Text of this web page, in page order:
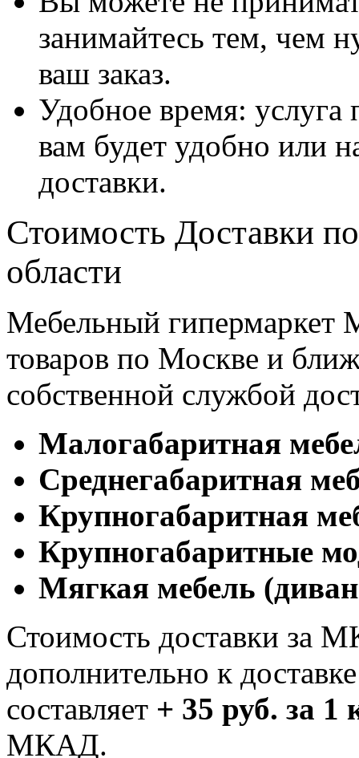
занимайтесь тем, чем
ваш заказ.
Удобное время: услуга
вам будет удобно или
доставки.
Стоимость Доставки
области
Мебельный гипермаркет
товаров по Москве и
собственной службой
Малогабаритная
Cреднегабаритная
Крупногабаритная
Крупногабаритные
Мягкая мебель
Стоимость доставки за
дополнительно к
составляет + 35 руб. за 1
МКАД.